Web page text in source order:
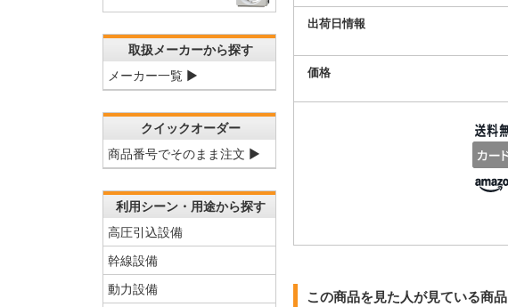
出荷日情報
価格
この商品を見た人が見ている商品
取扱メーカーから探す
メーカー一覧 ▶
クイックオーダー
商品番号でそのまま注文 ▶
利用シーン・用途から探す
高圧引込設備
幹線設備
動力設備